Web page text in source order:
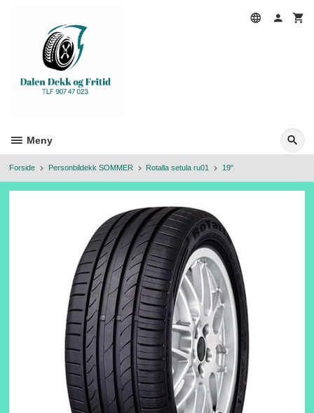
Meny
Forside Personbildekk SOMMER Rotalla setula ru01 19"